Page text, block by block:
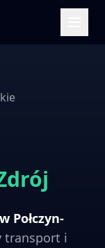
Połczyn-
transport i